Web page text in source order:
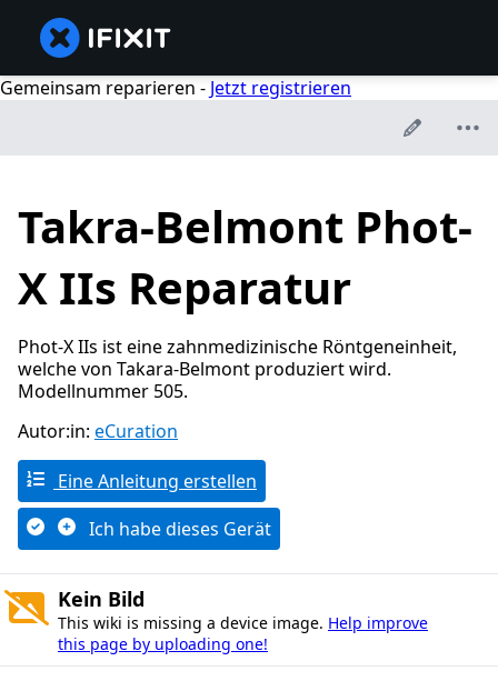
Gemeinsam reparieren - Jetzt registrieren
Takra-Belmont Phot-
X IIs Reparatur
Phot-X IIs ist eine zahnmedizinische Röntgeneinheit,
welche von Takara-Belmont produziert wird.
Modellnummer 505.
Autor:in: eCuration
Eine Anleitung erstellen
Ich habe dieses Gerät
Kein Bild
This wiki is missing a device image. Help improve
this page by uploading one!